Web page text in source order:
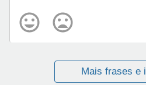
Mais frases e